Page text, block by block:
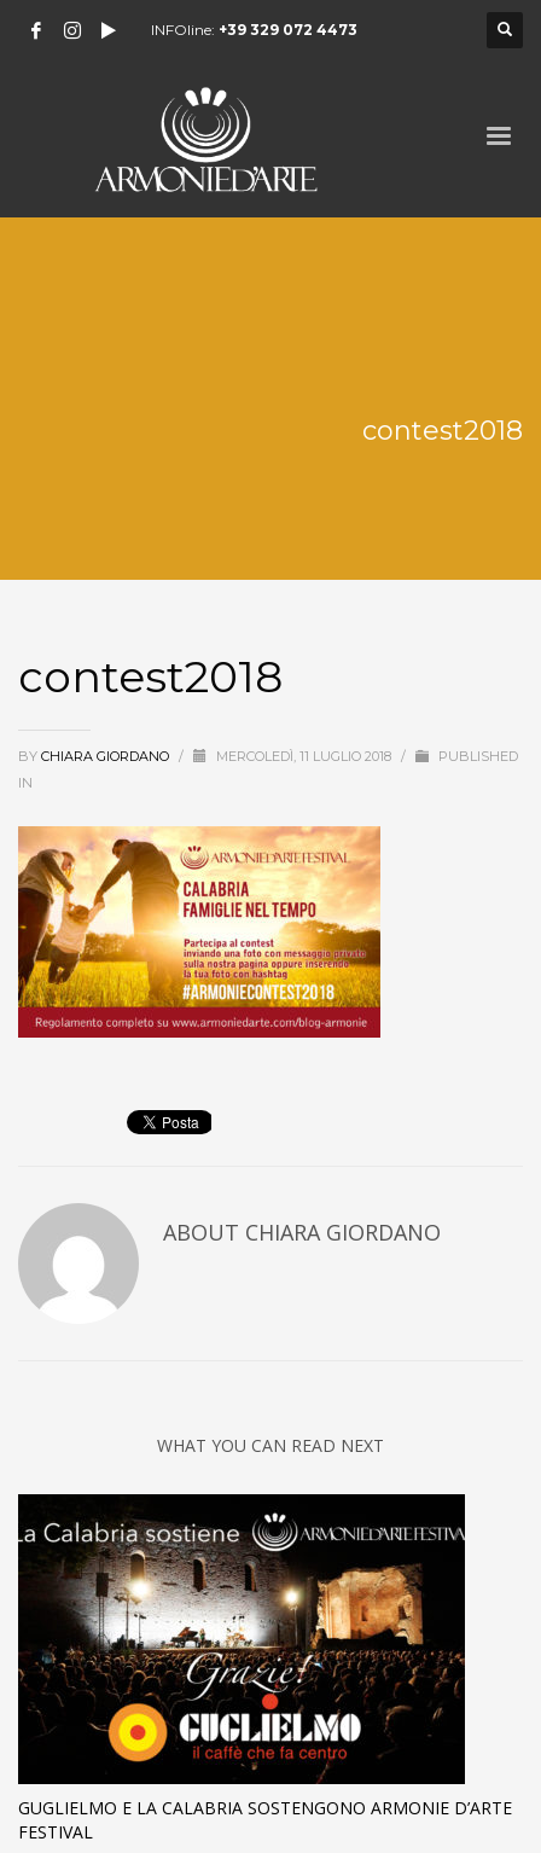
INFOline: +39 329 072 4473
contest2018
contest2018
BY CHIARA GIORDANO / MERCOLEDÌ, 11 LUGLIO 2018 /
PUBLISHED
IN
ABOUT CHIARA GIORDANO
WHAT YOU CAN READ NEXT
GUGLIELMO E LA CALABRIA SOSTENGONO ARMONIE D’ARTE
FESTIVAL